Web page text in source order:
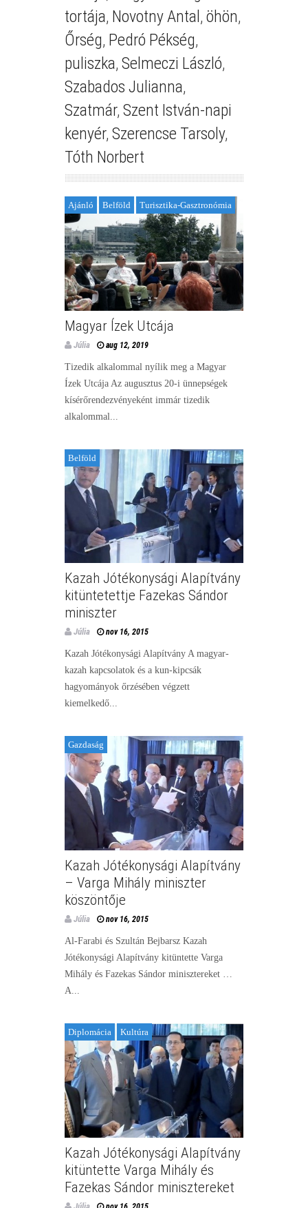
tortája, Novotny Antal , öhön,
Őrség, Pedró Pékség,
puliszka, Selmeczi László,
Szabados Julianna,
Szatmár, Szent István-napi
kenyér, Szerencse Tarsoly,
Tóth Norbert
Ajánló Belföld Turisztika-Gasztronómia
Magyar Ízek Utcája
Júlia aug 12, 2019
Tizedik alkalommal nyílik meg a Magyar
Ízek Utcája Az augusztus 20-i ünnepségek
kísérőrendezvényeként immár tizedik
alkalommal...
Belföld
Kazah Jótékonysági Alapítvány
kitüntetettje Fazekas Sándor
miniszter
Júlia nov 16, 2015
Kazah Jótékonysági Alapítvány A magyar-
kazah kapcsolatok és a kun-kipcsák
hagyományok őrzésében végzett
kiemelkedő...
Gazdaság
Kazah Jótékonysági Alapítvány
– Varga Mihály miniszter
köszöntője
Júlia nov 16, 2015
Al-Farabi és Szultán Bejbarsz Kazah
Jótékonysági Alapítvány kitüntette Varga
Mihály és Fazekas Sándor minisztereket …
A...
Diplomácia Kultúra
Kazah Jótékonysági Alapítvány
kitüntette Varga Mihály és
Fazekas Sándor minisztereket